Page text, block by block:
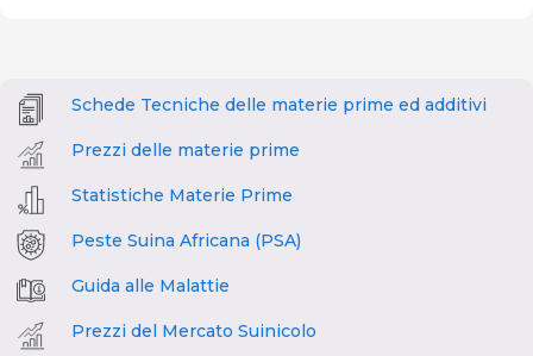
Schede Tecniche delle materie prime ed additivi
Prezzi delle materie prime
Statistiche Materie Prime
Peste Suina Africana (PSA)
Guida alle Malattie
Prezzi del Mercato Suinicolo